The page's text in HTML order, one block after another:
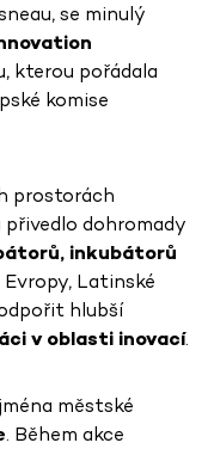
se minulý
kterou pořádala
komise
prostorách
přivedlo dohromady
inkubátorů
Evropy, Latinské
hlubší
v oblasti inovací.
městské
. Během akce